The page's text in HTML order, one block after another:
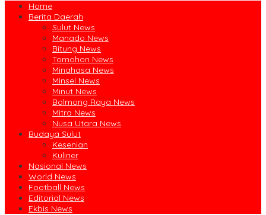
Home
Berita Daerah
Sulut News
Manado News
Bitung News
Tomohon News
Minahasa News
Minsel News
Minut News
Bolmong Raya News
Mitra News
Nusa Utara News
Budaya Sulut
Kesenian
Kuliner
Nasional News
World News
Football News
Editorial News
Ekbis News